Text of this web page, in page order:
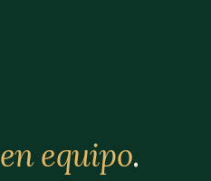
en equipo.